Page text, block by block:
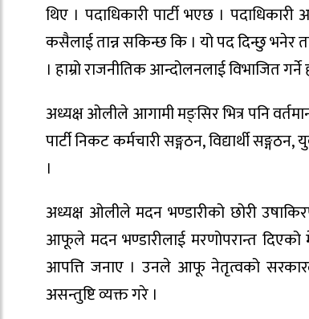
थिए । पदाधिकारी पार्टी भएछ ।
कसैलाई तान्न सकिन्छ कि । यो पद दिन्छु भनेर
। हाम्रो राजनीतिक आन्दोलनलाई विभाजित
अध्यक्ष ओलीले आगामी मङ्सिर भित्र पनि
पार्टी निकट कर्मचारी सङ्गठन, विद्यार्थी
।
अध्यक्ष ओलीले मदन भण्डारीको छोरी
आफूले मदन भण्डारीलाई मरणोपरान्त दिएको
आपत्ति जनाए । उनले आफू नेतृत्वको सरकारले
असन्तुष्टि व्यक्त गरे ।